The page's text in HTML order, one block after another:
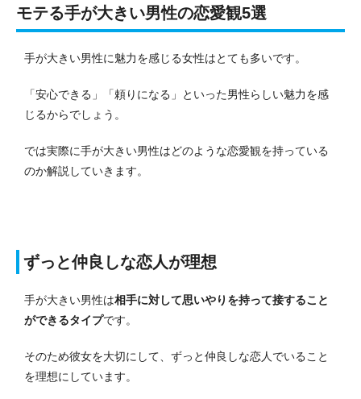
モテる手が大きい男性の恋愛観5選
手が大きい男性に魅力を感じる女性はとても多いです。
「安心できる」「頼りになる」といった男性らしい魅力を感
じるからでしょう。
では実際に手が大きい男性はどのような恋愛観を持っている
のか解説していきます。
ずっと仲良しな恋人が理想
手が大きい男性は相手に対して思いやりを持って接すること
ができるタイプです。
そのため彼女を大切にして、ずっと仲良しな恋人でいること
を理想にしています。